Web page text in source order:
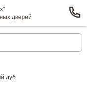
дверей